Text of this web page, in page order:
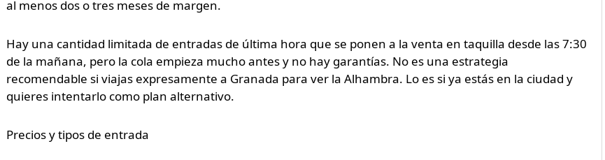
al menos dos o tres meses de margen.
Hay una cantidad limitada de entradas de última hora que se ponen a la venta en taquilla desde las 7:30
de la mañana, pero la cola empieza mucho antes y no hay garantías. No es una estrategia
recomendable si viajas expresamente a Granada para ver la Alhambra. Lo es si ya estás en la ciudad y
quieres intentarlo como plan alternativo.
Precios y tipos de entrada